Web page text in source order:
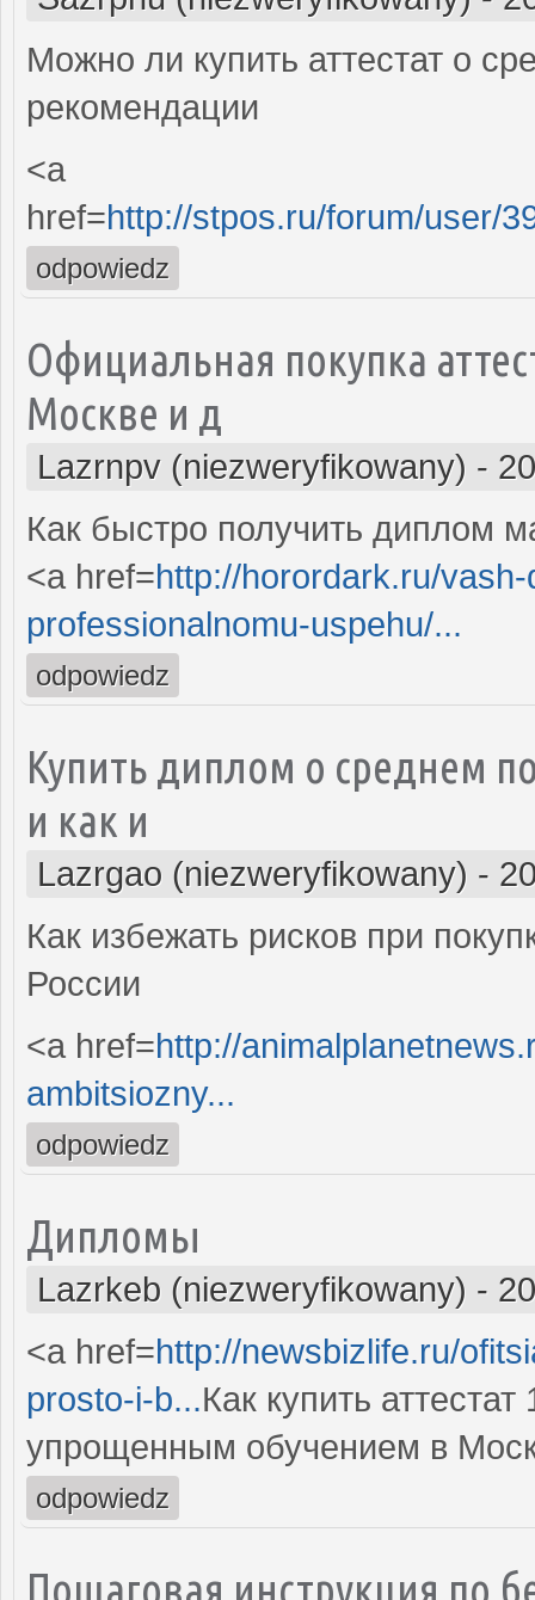
Можно ли купить аттестат о
рекомендации
<a
href=http://stpos.ru/forum/user/
odpowiedz
Официальная покупка
Москве и д
Lazrnpv (niezweryfikowany) -
Как быстро получить диплом
<a href=http://horordark.ru/
professionalnomu-uspehu/...
odpowiedz
Купить диплом о среднем
и как и
Lazrgao (niezweryfikowany) -
Как избежать рисков при
России
<a href=http://
ambitsiozny...
odpowiedz
Дипломы
Lazrkeb (niezweryfikowany) -
<a href=http://newsbizlife.ru/
prosto-i-b...Как купить
упрощенным обучением в
odpowiedz
Пошаговая инструкция по